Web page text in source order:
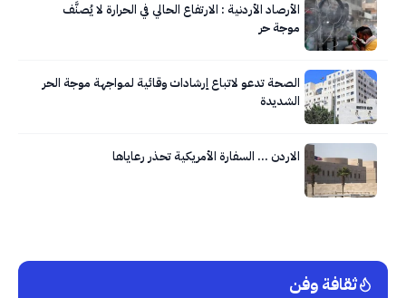
الأرصاد الأردنية : الارتفاع الحالي في الحرارة لا يُصنَّف
موجة حر
الصحة تدعو لاتباع إرشادات وقائية لمواجهة موجة الحر
الشديدة
الاردن … السفارة الأمريكية تحذر رعاياها
ثقافة وفن